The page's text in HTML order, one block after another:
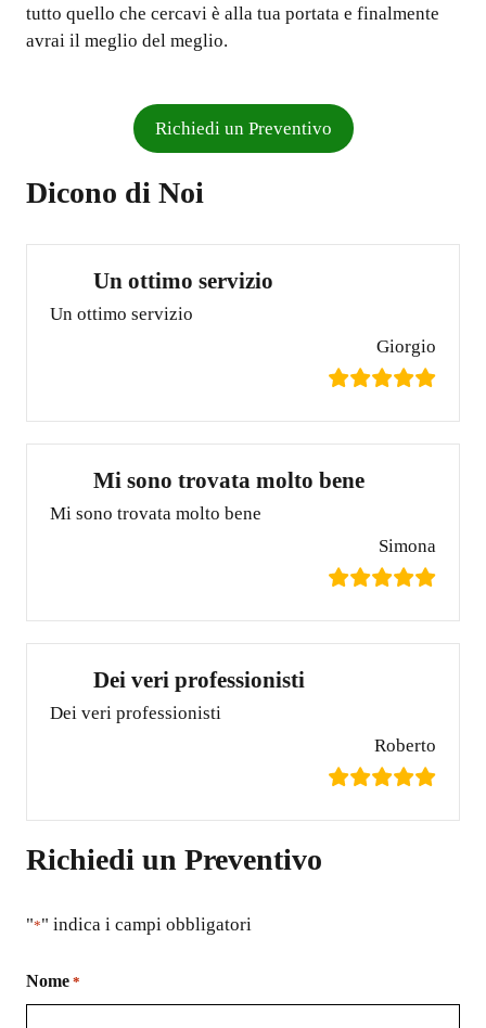
tutto quello che cercavi è alla tua portata e finalmente
avrai il meglio del meglio.
Richiedi un Preventivo
Dicono di Noi
Un ottimo servizio
Un ottimo servizio
Giorgio
Mi sono trovata molto bene
Mi sono trovata molto bene
Simona
Dei veri professionisti
Dei veri professionisti
Roberto
Richiedi un Preventivo
"*" indica i campi obbligatori
Nome *